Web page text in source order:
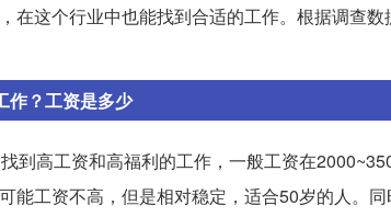
在这个行业中也能找到合适的工作。根据调查
作？工资是多少
到高工资和高福利的工作，一般工资在
能工资不高，但是相对稳定，适合50岁的人。